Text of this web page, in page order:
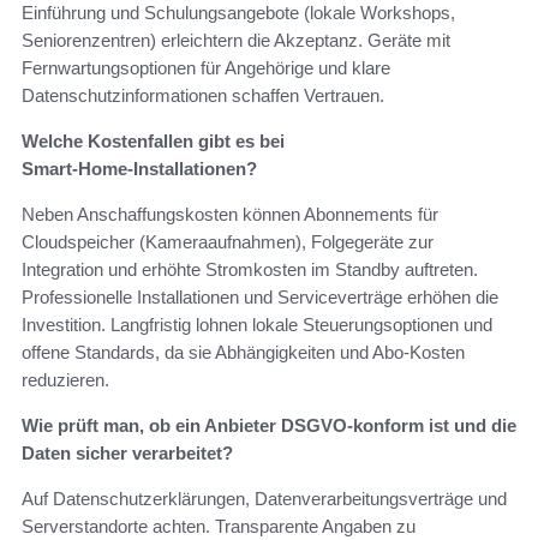
Einführung und Schulungsangebote (lokale Workshops,
Seniorenzentren) erleichtern die Akzeptanz. Geräte mit
Fernwartungsoptionen für Angehörige und klare
Datenschutzinformationen schaffen Vertrauen.
Welche Kostenfallen gibt es bei
Smart‑Home‑Installationen?
Neben Anschaffungskosten können Abonnements für
Cloudspeicher (Kameraaufnahmen), Folgegeräte zur
Integration und erhöhte Stromkosten im Standby auftreten.
Professionelle Installationen und Serviceverträge erhöhen die
Investition. Langfristig lohnen lokale Steuerungsoptionen und
offene Standards, da sie Abhängigkeiten und Abo‑Kosten
reduzieren.
Wie prüft man, ob ein Anbieter DSGVO‑konform ist und die
Daten sicher verarbeitet?
Auf Datenschutzerklärungen, Datenverarbeitungsverträge und
Serverstandorte achten. Transparente Angaben zu